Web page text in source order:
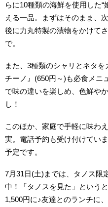
らに10種類の海鮮を使用した
える一品。まずはそのまま、
後に力丸特製の漬物をかけて
で。
また、3種類のシャリとネタ
チーノ』(650円～)も必食メニ
で味の違いを楽しめ、色鮮や
し！
このほか、家庭で手軽に味わ
実。電話予約も受け付けてい
予定です。
7月31日(土)までは、タノス限
中！「タノスを見た」という
1,500円に♪友達とのランチに